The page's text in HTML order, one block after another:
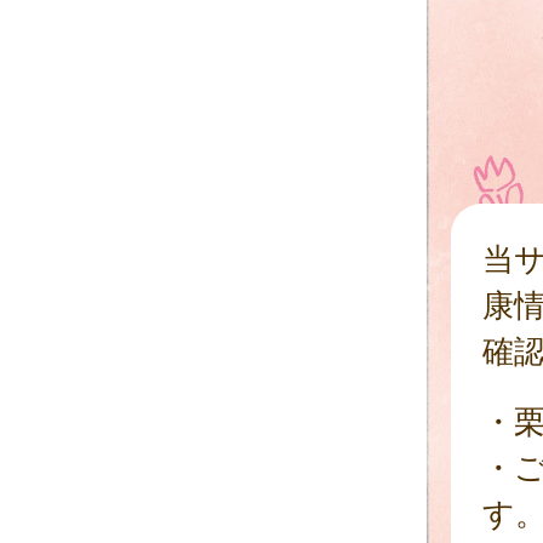
当
康
確
・
・
す